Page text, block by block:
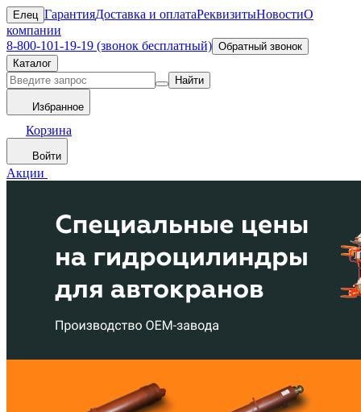
Елец ГарантияДоставка и оплатаРеквизитыНовостиО
компании
8-800-101-19-19 (звонок бесплатный) Обратный звонок
Каталог
Найти
Избранное
Корзина
Войти
Акции